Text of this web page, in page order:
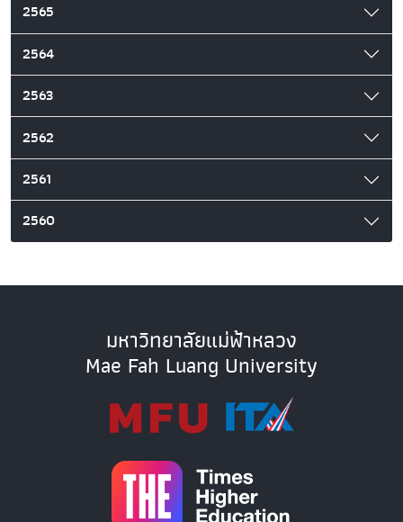
2565
2564
2563
2562
2561
2560
มหาวิทยาลัยแม่ฟ้าหลวง
Mae Fah Luang University